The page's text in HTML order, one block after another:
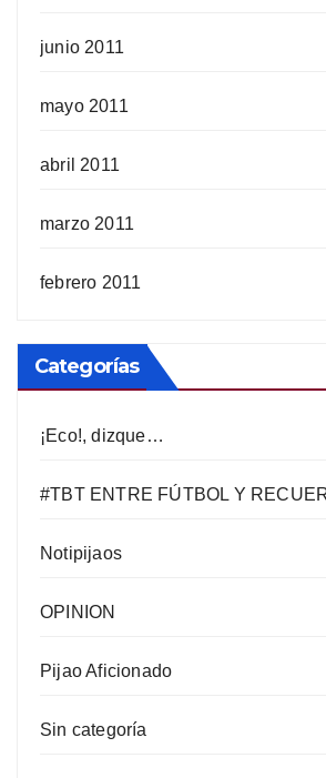
junio 2011
mayo 2011
abril 2011
marzo 2011
febrero 2011
Categorías
¡Eco!, dizque…
#TBT ENTRE FÚTBOL Y
Notipijaos
OPINION
Pijao Aficionado
Sin categoría